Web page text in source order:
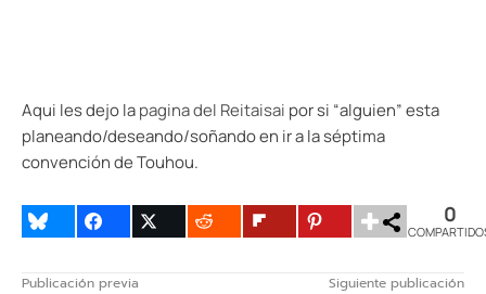
Aqui les dejo lapagina del Reitaisai por si “alguien” esta
planeando/deseando/soñando en ir a la séptima
convención de Touhou.
0
Publicación previa Siguiente publicación